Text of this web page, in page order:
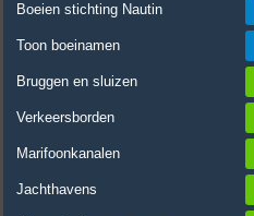
Boeien stichting Nautin
Toon boeinamen
Bruggen en sluizen
Verkeersborden
Marifoonkanalen
Jachthavens